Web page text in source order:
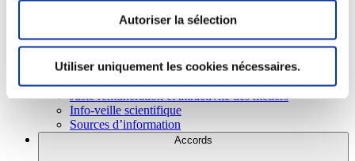
Autoriser la sélection
Utiliser uniquement les cookies nécessaires.
Sécurité sanitaire
Viandes et santé
Juste rémunération et attractivité des métiers
Info-veille scientifique
Sources d’information
Accords